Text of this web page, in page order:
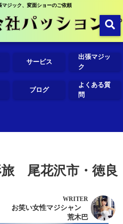
ジック、変面ショーのご依頼
サービス
出張マジッ
ク
ブログ
よくある質
問
尾花沢市・徳良
WRITER
お笑い女性マジシャン
荒木巴